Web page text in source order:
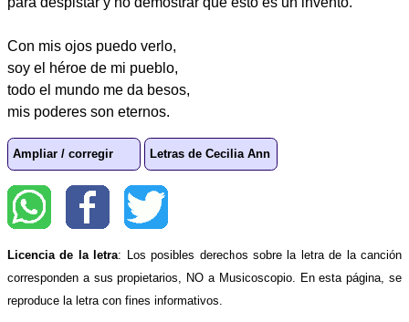
Con mis ojos puedo verlo,
soy el héroe de mi pueblo,
todo el mundo me da besos,
mis poderes son eternos.
Ampliar / corregir Letras de Cecilia Ann
Licencia de la letra: Los posibles derechos sobre la letra de la canción
corresponden a sus propietarios, NO a Musicoscopio. En esta página, se
reproduce la letra con fines informativos.